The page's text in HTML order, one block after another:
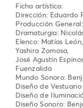
Ficha artística:
Dirección: Eduardo
Producción
Dramaturgia:
Elenco: Matías
Yashira Zomosa,
José Agustín
Fuenzalida
Mundo Sonoro:
Diseño de
Diseño de
Diseño Sonoro: